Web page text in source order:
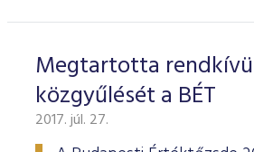
Megtartotta
közgyűlését a BÉT
2017. júl. 27.